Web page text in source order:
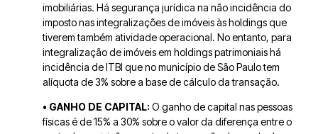
imobiliárias. Há segurança jurídica na não incidência do
imposto nas integralizações de imóveis às holdings que
tiverem também atividade operacional. No entanto, para
integralização de imóveis em holdings patrimoniais há
incidência de ITBI que no município de São Paulo tem
alíquota de 3% sobre a base de cálculo da transação.
• GANHO DE CAPITAL: O ganho de capital nas pessoas
físicas é de 15% a 30% sobre ovalor da diferença entre o